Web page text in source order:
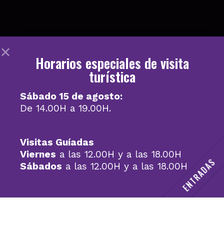
ENTRADAS
Sábado 15 de agosto:
De 14.00H a 19.00H.
Visitas Guíadas
Viernes a las 12.00H y a las 18.00H
Sábados a las 12.00H y a las 18.00H
Horarios especiales de visita
turística